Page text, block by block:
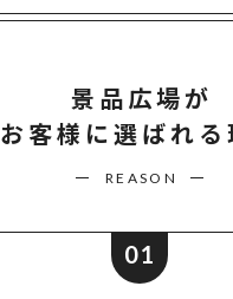
景品広場が
お客様に選ばれる
REASON
01